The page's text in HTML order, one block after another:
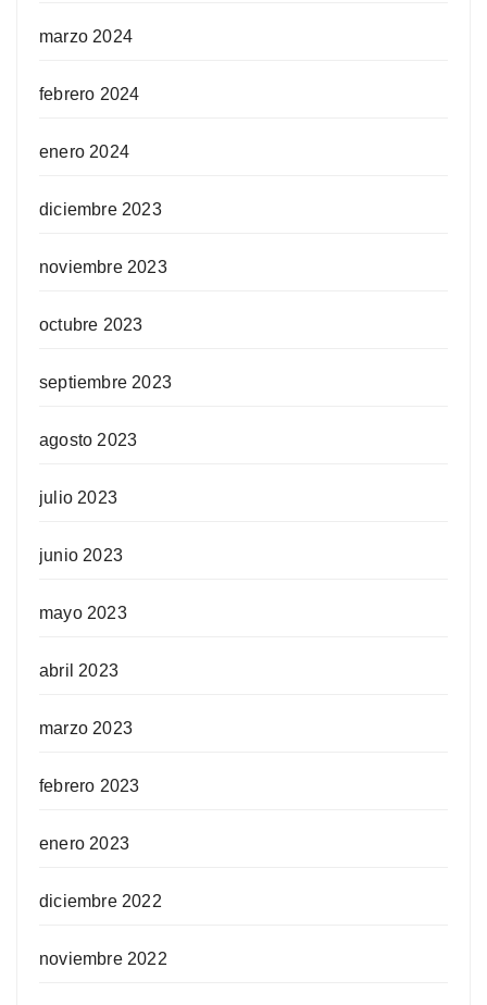
marzo 2024
febrero 2024
enero 2024
diciembre 2023
noviembre 2023
octubre 2023
septiembre 2023
agosto 2023
julio 2023
junio 2023
mayo 2023
abril 2023
marzo 2023
febrero 2023
enero 2023
diciembre 2022
noviembre 2022